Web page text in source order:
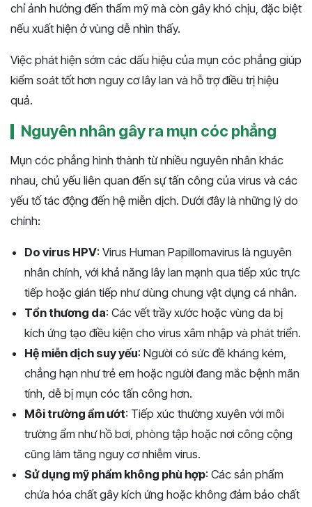
chỉ ảnh hưởng đến thẩm mỹ mà còn gây khó chịu, đặc biệt
nếu xuất hiện ở vùng dễ nhìn thấy.
Việc phát hiện sớm các dấu hiệu của mụn cóc phẳng giúp
kiểm soát tốt hơn nguy cơ lây lan và hỗ trợ điều trị hiệu
quả.
Nguyên nhân gây ra mụn cóc phẳng
Mụn cóc phẳng hình thành từ nhiều nguyên nhân khác
nhau, chủ yếu liên quan đến sự tấn công của virus và các
yếu tố tác động đến hệ miễn dịch. Dưới đây là những lý do
chính:
Do virus HPV: Virus Human Papillomavirus là nguyên
nhân chính, với khả năng lây lan mạnh qua tiếp xúc trực
tiếp hoặc gián tiếp như dùng chung vật dụng cá nhân.
Tổn thương da: Các vết trầy xước hoặc vùng da bị
kích ứng tạo điều kiện cho virus xâm nhập và phát triển.
Hệ miễn dịch suy yếu: Người có sức đề kháng kém,
chẳng hạn như trẻ em hoặc người đang mắc bệnh mãn
tính, dễ bị mụn cóc tấn công hơn.
Môi trường ẩm ướt: Tiếp xúc thường xuyên với môi
trường ẩm như hồ bơi, phòng tập hoặc nơi công cộng
cũng làm tăng nguy cơ nhiễm virus.
Sử dụng mỹ phẩm không phù hợp: Các sản phẩm
chứa hóa chất gây kích ứng hoặc không đảm bảo chất